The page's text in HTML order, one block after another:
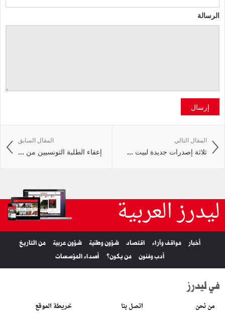
الرسالة
إرسال
المقال السابق
إعفاء الطلبة التونسيين من ...
المقال التالي
ثلاثة إصدرات جديدة لبيت ...
ليدرز العربية
أخبار مواقف وآراء اقتصاد شؤون وطنية شؤون عربية
من التاريخ
أدب وفنون
من يكون؟ أصداء المؤسسات
في ليدرز
من نحن اتصل بنا خريطة الموقع